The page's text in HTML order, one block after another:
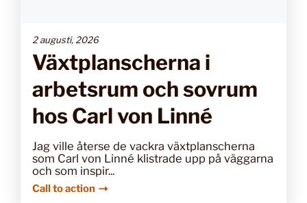
2 augusti, 2026
Växtplanscherna i
arbetsrum och sovrum
hos Carl von Linné
Jag ville återse de vackra växtplanscherna
som Carl von Linné klistrade upp på väggarna
och som inspir...
Call to action